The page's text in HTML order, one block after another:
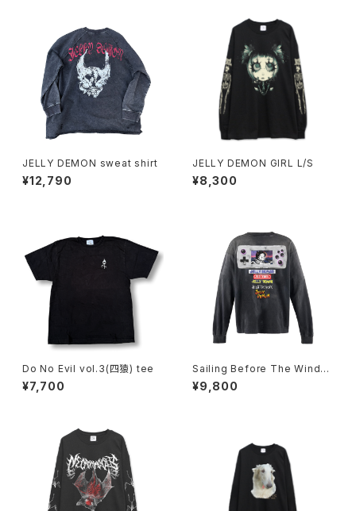
JELLY DEMON sweat shirt
¥12,790
JELLY DEMON GIRL L/S
¥8,300
Do No Evil vol.3(四猿) tee
¥7,700
Sailing Before The Wind×a
cOlaSia long sleeve
¥9,800